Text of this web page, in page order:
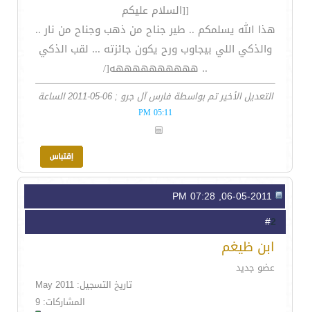
[[السلام عليكم
هذا الله يسلمكم .. طير جناح من ذهب وجناح من نار ..
والذكي اللي بيجاوب ورح يكون جائزته ... لقب الذكي
.. ههههههههههه[/
التعديل الأخير تم بواسطة فارس آل جرو ; 06-05-2011 الساعة
05:11 PM
2
ابن ظيغم
عضو جديد
تاريخ التسجيل: May 2011
المشاركات: 9